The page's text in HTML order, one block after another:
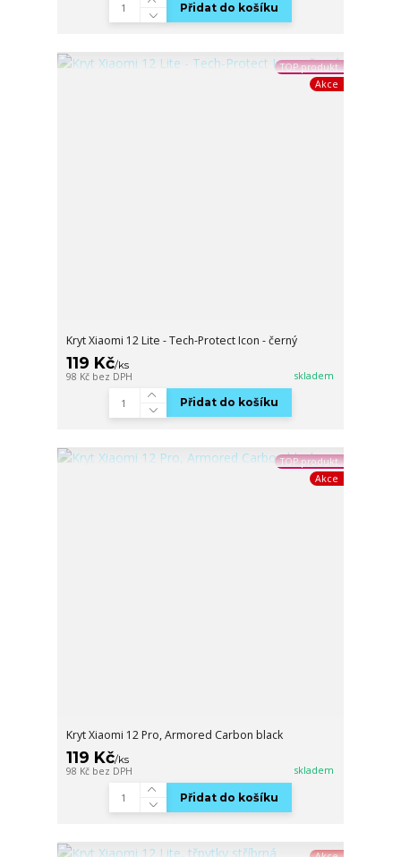
Přidat do košíku
TOP produkt
Akce
Kryt Xiaomi 12 Lite - Tech-Protect Icon - černý
119 Kč/ks
98 Kč bez DPH skladem
Přidat do košíku
TOP produkt
Akce
Kryt Xiaomi 12 Pro, Armored Carbon black
119 Kč/ks
98 Kč bez DPH skladem
Přidat do košíku